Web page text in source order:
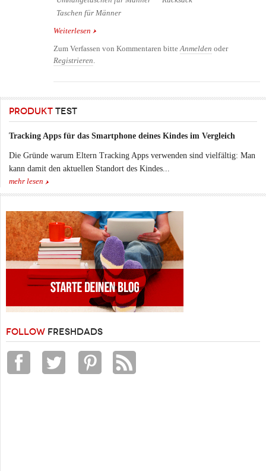
Taschen für Männer
Weiterlesen über Stylische Taschen und Rucksäcke für Männer
Zum Verfassen von Kommentaren bitteAnmelden oder
Registrieren.
PRODUKT TEST
Tracking Apps für das Smartphone deines Kindes im Vergleich
Die Gründe warum Eltern Tracking Apps verwenden sind vielfältig: Man
kann damit den aktuellen Standort des Kindes...
mehr lesen
FOLLOW FRESHDADS